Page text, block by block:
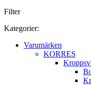
Filter
Kategorier:
Varumärken
KORRES